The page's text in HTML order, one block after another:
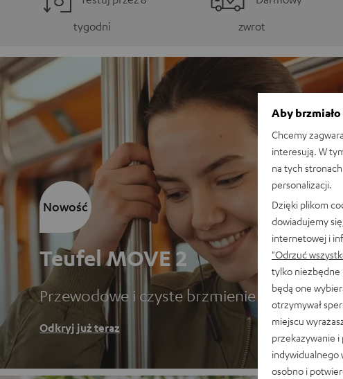
tygodni
zwrot
Teufel MOVE 2
Przewodowe i czyste brzmienie
Odkryj już teraz
Nowość
Aby
Chcemy
interesują. W
na tych
personalizacji.
Dzięki plikom
dowiadujemy
internetowej i
"Odrzuć
tylko niezbędne
będą one
otrzymywał
miejscu
przekazywanie i
indywidualnego
osobno i